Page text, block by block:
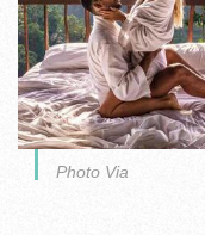
Photo Via